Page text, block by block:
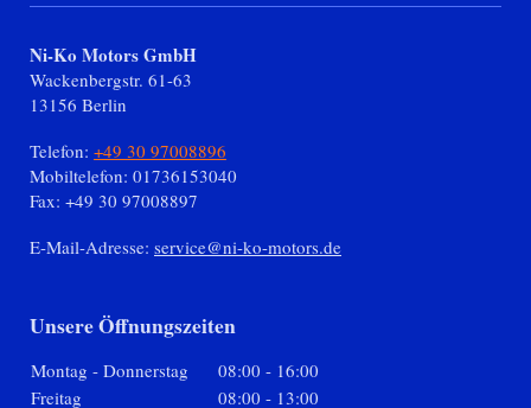
Ni-Ko Motors GmbH
Wackenbergstr. 61-63
13156 Berlin
Telefon: +49 30 97008896
Mobiltelefon: 01736153040
Fax: +49 30 97008897
E-Mail-Adresse: service@ni-ko-motors.de
Unsere Öffnungszeiten
Montag - Donnerstag 08:00 - 16:00
Freitag
08:00 - 13:00